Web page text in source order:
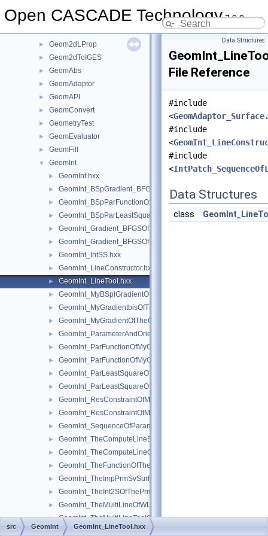
Open CASCADE Technology7.9.0
Geom2dHatch
► Geom2dLProp
► Geom2dToIGES
► GeomAbs
► GeomAdaptor
► GeomAPI
► GeomConvert
► GeometryTest
► GeomEvaluator
► GeomFill
▼ GeomInt
► GeomInt.hxx
►
►
►
►
►
► GeomInt_IntSS.hxx
► GeomInt_LineConstructor.hxx
► GeomInt_LineTool.hxx
► GeomInt_MyBSplGradientOfTheComputeLineOfWLApprox.hxx
► GeomInt_MyGradientbisOfTheComputeLineOfWLApprox.hxx
► GeomInt_MyGradientOfTheComputeLineBezierOfWLApprox.hxx
► GeomInt_ParameterAndOrientation.hxx
►
►
►
►
►
►
► GeomInt_SequenceOfParameterAndOrientation.hxx
► GeomInt_TheComputeLineBezierOfWLApprox.hxx
► GeomInt_TheComputeLineOfWLApprox.hxx
►
► GeomInt_TheImpPrmSvSurfacesOfWLApprox.hxx
► GeomInt_TheInt2SOfThePrmPrmSvSurfacesOfWLApprox.hxx
► GeomInt_TheMultiLineOfWLApprox.hxx
► GeomInt_TheMultiLineToolOfWLApprox.hxx
► GeomInt_ThePrmPrmSvSurfacesOfWLApprox.hxx
Data Structures
File Reference
#include
<
#include
<
#include
<
Data Structures
class
src GeomInt GeomInt_LineTool.hxx